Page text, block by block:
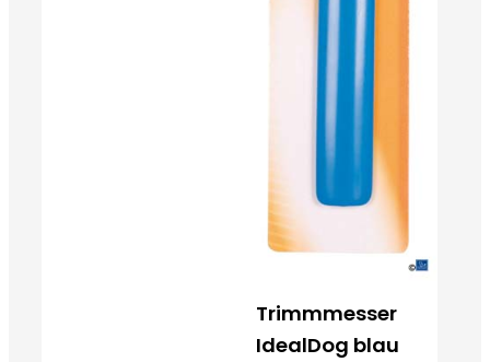
Trimmmesser
IdealDog blau